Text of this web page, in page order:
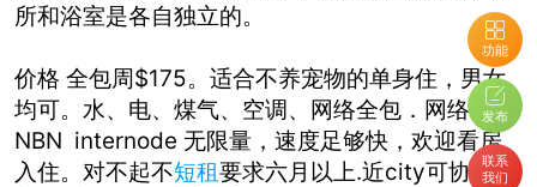
功能
发布
联系
我们
所和浴室是各自独立的。
价格全包周$175。适合不养宠物的单身住，男女
均可。水、电、煤气、空调、网络全包．网络 光纤
NBN internode 无限量，速度足够快，欢迎看房
入住。对不起不短租要求六月以上.近city可协助搬